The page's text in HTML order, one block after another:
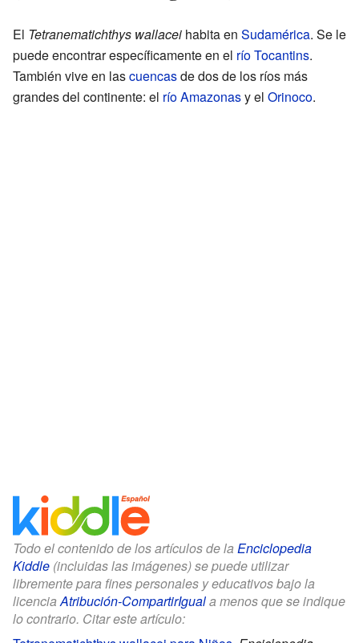
El Tetranematichthys wallacei habita en Sudamérica. Se le
puede encontrar específicamente en el río Tocantins.
También vive en lascuencasde dos de los ríos más
grandes del continente: el río Amazonasy el Orinoco.
Todo el contenido de los artículos de la Enciclopedia
Kiddle (incluidas las imágenes) se puede utilizar
libremente para fines personales y educativos bajo la
licenciaAtribución-CompartirIguala menos que se indique
lo contrario. Citar este artículo: